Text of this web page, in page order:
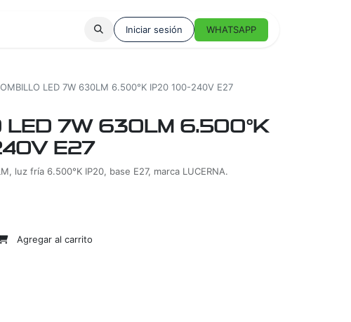
Iniciar sesión WHATSAPP
LED 7W 630LM 6.500°K IP20 100-240V E27
LED 7W 630LM 6.500°K
E27
luz fría 6.500°K IP20, base E27, marca LUCERNA.
Agregar al carrito